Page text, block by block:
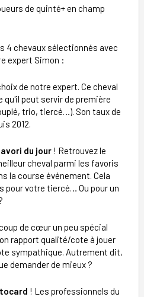
de quinté+ en champ
4 chevaux sélectionnés avec
expert Simon :
de notre expert. Ce cheval
peut servir de première
trio, tiercé…). Son taux de
2012.
du jour ! Retrouvez le
cheval parmi les favoris
la course événement. Cela
pour votre tiercé… Ou pour un
de cœur un peu spécial
rapport qualité/cote à jouer
sympathique. Autrement dit,
demander de mieux ?
! Les professionnels du